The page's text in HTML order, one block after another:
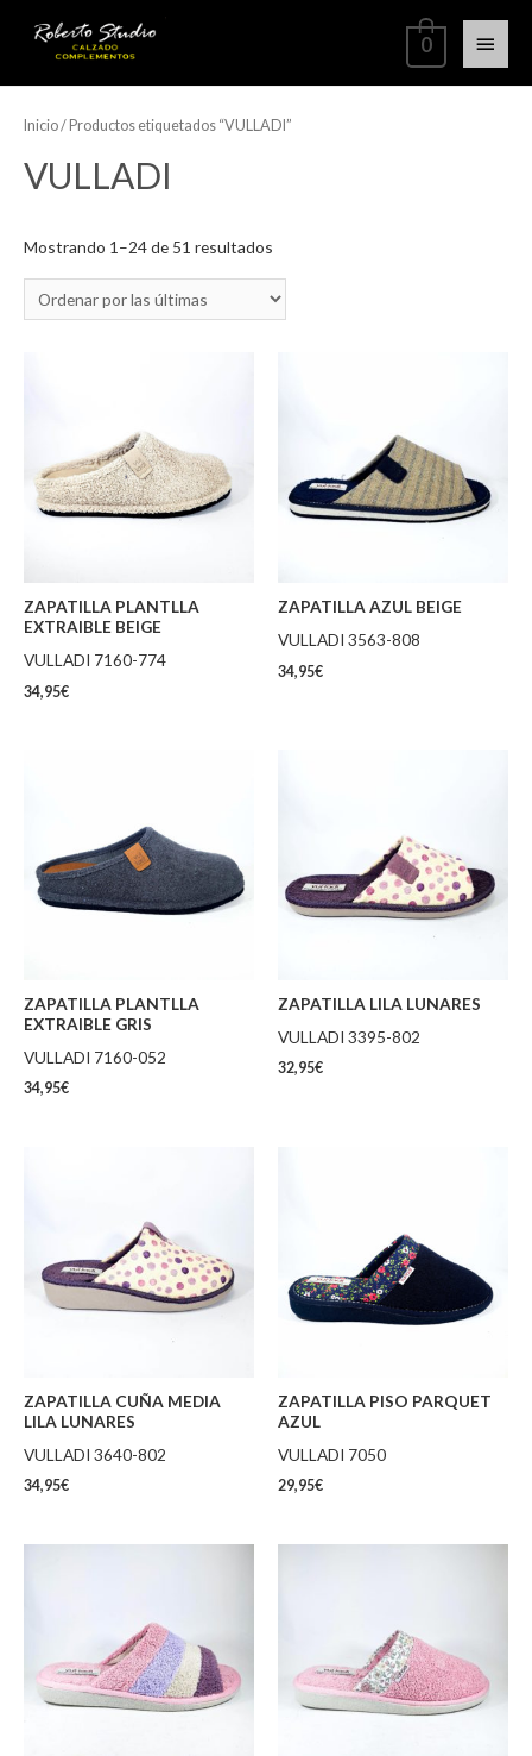
0
Inicio/ Productos etiquetados “VULLADI”
VULLADI
Mostrando 1–24 de 51 resultados
ZAPATILLA PLANTLLA
EXTRAIBLE BEIGE
VULLADI 7160-774
34,95€
ZAPATILLA AZUL BEIGE
VULLADI 3563-808
34,95€
ZAPATILLA PLANTLLA
EXTRAIBLE GRIS
VULLADI 7160-052
34,95€
ZAPATILLA LILA LUNARES
VULLADI 3395-802
32,95€
ZAPATILLA CUÑA MEDIA
LILA LUNARES
VULLADI 3640-802
34,95€
ZAPATILLA PISO PARQUET
AZUL
VULLADI 7050
29,95€